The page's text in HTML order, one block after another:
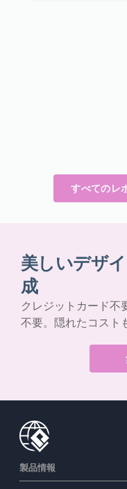
すべてのレ
美しいデザ
成
クレジットカード不
不要。隠れたコスト
製品情報